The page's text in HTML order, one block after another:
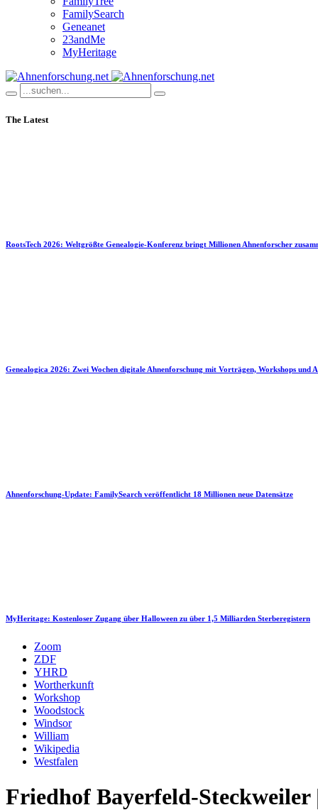
FamilySearch
Geneanet
23andMe
MyHeritage
The Latest
RootsTech 2026: Weltgrößte Genealogie-Konferenz bringt Millionen Ahnenforscher
Genealogica 2026: Zwei Wochen digitale Ahnenforschung mit Vorträgen, Workshops und
Ahnenforschung-Update: FamilySearch veröffentlicht 18 Millionen neue Datensätze
MyHeritage: Kostenloser Zugang über Halloween zu über 1,5 Milliarden Sterberegistern
Zoom
ZDF
YHRD
Wortherkunft
Workshop
Woodstock
Windsor
William
Wikipedia
Westfalen
Friedhof Bayerfeld-Steckweiler